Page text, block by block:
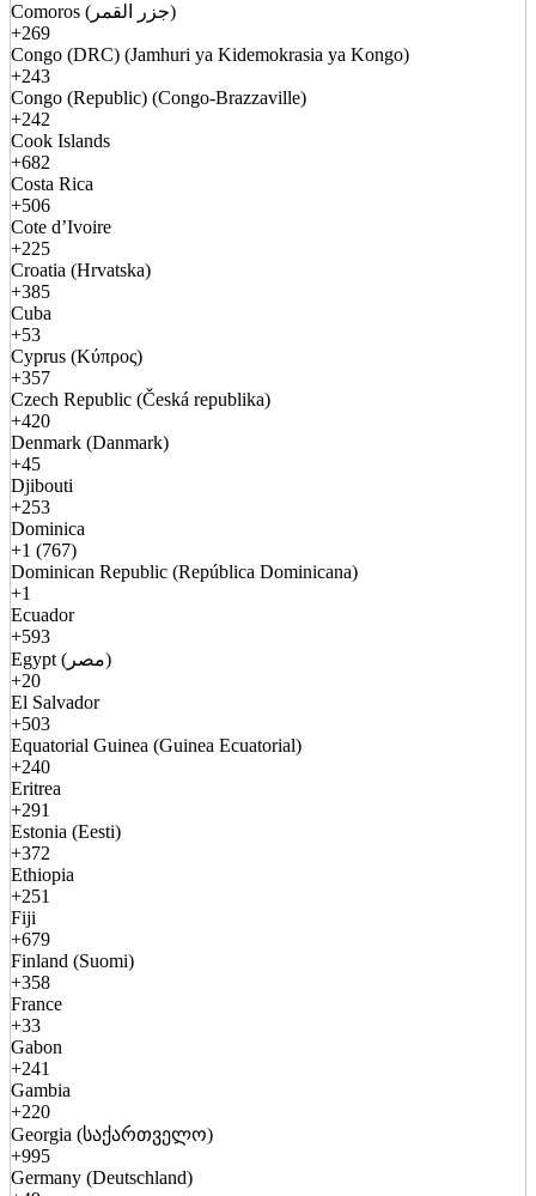
Comoros (جزر القمر)
+269
Congo (DRC) (Jamhuri ya Kidemokrasia ya Kongo)
+243
Congo (Republic) (Congo-Brazzaville)
+242
Cook Islands
+682
Costa Rica
+506
Cote d’Ivoire
+225
Croatia (Hrvatska)
+385
Cuba
+53
Cyprus (Κύπρος)
+357
Czech Republic (Česká republika)
+420
Denmark (Danmark)
+45
Djibouti
+253
Dominica
+1 (767)
Dominican Republic (República Dominicana)
+1
Ecuador
+593
Egypt (مصر)
+20
El Salvador
+503
Equatorial Guinea (Guinea Ecuatorial)
+240
Eritrea
+291
Estonia (Eesti)
+372
Ethiopia
+251
Fiji
+679
Finland (Suomi)
+358
France
+33
Gabon
+241
Gambia
+220
Georgia (საქართველო)
+995
Germany (Deutschland)